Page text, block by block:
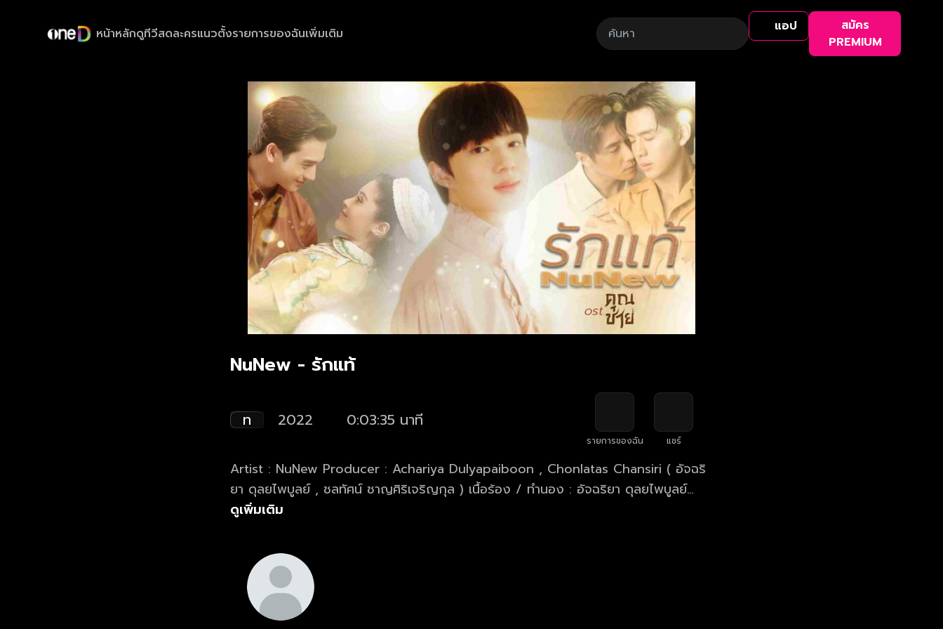
หน้าหลักดูทีวีสดละครแนวตั้งรายการของฉันเพิ่มเติม แอป
สมัคร
PREMIUM
NuNew - รักแท้
ท 2022 0:03:35 นาที
รายการของฉัน แชร์
Artist : NuNew Producer : Achariya Dulyapaiboon , Chonlatas Chansiri ( อัจฉริ
ยา ดุลยไพบูลย์ , ชลทัศน์ ชาญศิริเจริญกุล ) เนื้อร้อง / ทำนอง : อัจฉริยา ดุลยไพบูลย์
เรียบเรียง : ชลทัศน์ ชาญศิริเจริญกุล Chinese Lyric : NuNew Guide / Background
กุล / ครูพีร์ Digital Editor : ชลทัศน์ ชาญศิริเจริญกุล Mix - Mastering : ระวี กังสนา
รักษ์ Recording at DBS studio by Breeze , Chonlatas studio
ดูเพิ่มเติม